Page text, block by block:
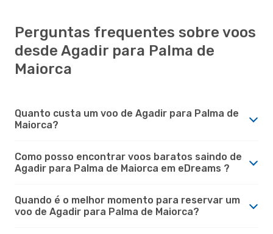
Perguntas frequentes sobre voos
desde Agadir para Palma de
Maiorca
Quanto custa um voo de Agadir para Palma de
Maiorca?
Como posso encontrar voos baratos saindo de
Agadir para Palma de Maiorca em eDreams ?
Quando é o melhor momento para reservar um
voo de Agadir para Palma de Maiorca?